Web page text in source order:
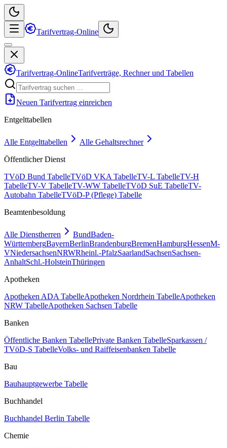
Tarifvertrag-Online
Tarifvertrag-OnlineTarifverträge, Rechner und Tabellen
Neuen Tarifvertrag einreichen
Entgelttabellen
Alle Entgelttabellen
Alle Gehaltsrechner
Öffentlicher Dienst
TVöD Bund TabelleTVöD VKA TabelleTV-L TabelleTV-H
TabelleTV-V TabelleTV-WW TabelleTVöD SuE TabelleTV-
Autobahn TabelleTVöD-P (Pflege) Tabelle
Beamtenbesoldung
Alle Dienstherren BundBaden-
WürttembergBayernBerlinBrandenburgBremenHamburgHessenM-
VNiedersachsenNRWRheinl.-PfalzSaarlandSachsenSachsen-
AnhaltSchl.-HolsteinThüringen
Apotheken
Apotheken ADA TabelleApotheken Nordrhein TabelleApotheken
NRW TabelleApotheken Sachsen Tabelle
Banken
Öffentliche Banken TabellePrivate Banken TabelleSparkassen /
TVöD-S TabelleVolks- und Raiffeisenbanken Tabelle
Bau
Bauhauptgewerbe Tabelle
Buchhandel
Buchhandel Berlin Tabelle
Chemie